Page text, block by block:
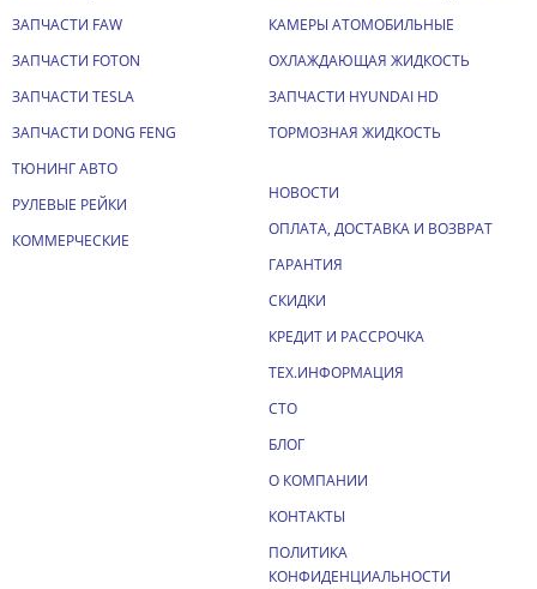
ЗАПЧАСТИ FAW
ЗАПЧАСТИ FOTON
ЗАПЧАСТИ TESLA
ЗАПЧАСТИ DONG FENG
ТЮНИНГ АВТО
РУЛЕВЫЕ РЕЙКИ
КОММЕРЧЕСКИЕ
КАМЕРЫ АТОМОБИЛЬНЫЕ
ОХЛАЖДАЮЩАЯ ЖИДКОСТЬ
ЗАПЧАСТИ HYUNDAI HD
ТОРМОЗНАЯ ЖИДКОСТЬ
НОВОСТИ
ОПЛАТА, ДОСТАВКА И ВОЗВРАТ
ГАРАНТИЯ
СКИДКИ
КРЕДИТ И РАССРОЧКА
ТЕХ.ИНФОРМАЦИЯ
СТО
БЛОГ
О КОМПАНИИ
КОНТАКТЫ
ПОЛИТИКА
КОНФИДЕНЦИАЛЬНОСТИ